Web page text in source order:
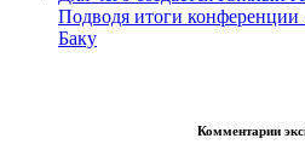
Подводя итоги конференции
Баку
Комментарии